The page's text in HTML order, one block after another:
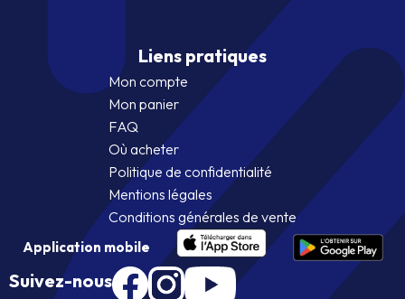
Liens pratiques
Mon compte
Mon panier
FAQ
Où acheter
Politique de confidentialité
Mentions légales
Conditions générales de vente
Application mobile
Suivez-nous